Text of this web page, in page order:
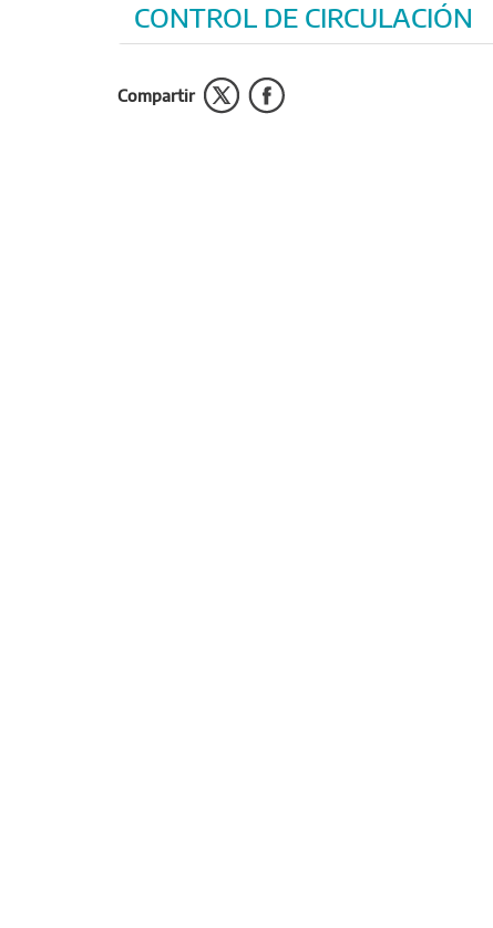
CONTROL DE CIRCULACIÓN
Compartir